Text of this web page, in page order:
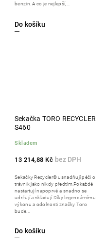
Do košíku
benzin. A co je nejlepší,...
Sekačka TORO RECYCLER
S460
Skladem
13 214,88 Kč
Do košíku
Sekačky Recycler® usnadňují péči o
trávník jako nikdy předtím.Pokaždé
nastartují napoprvé a snadno se
udržují a skladují.Díky legendárnímu
výkonu a odolnosti značky Toro
bude...